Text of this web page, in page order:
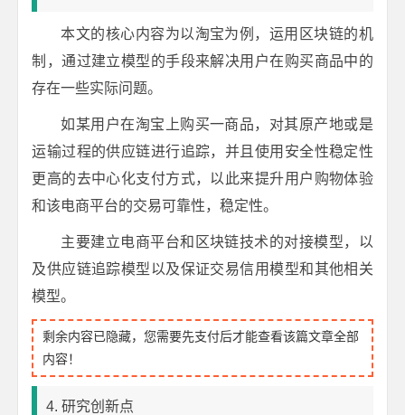
本文的核心内容为以淘宝为例，运用区块链的机
制，通过建立模型的手段来解决用户在购买商品中的
存在一些实际问题。
如某用户在淘宝上购买一商品，对其原产地或是
运输过程的供应链进行追踪，并且使用安全性稳定性
更高的去中心化支付方式，以此来提升用户购物体验
和该电商平台的交易可靠性，稳定性。
主要建立电商平台和区块链技术的对接模型，以
及供应链追踪模型以及保证交易信用模型和其他相关
模型。
剩余内容已隐藏，您需要先支付后才能查看该篇文章全部
内容！
4. 研究创新点